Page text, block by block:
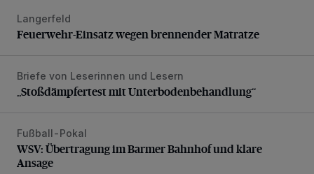
Feuerwehr-Einsatz wegen brennender Matratze
Langerfeld
Feuerwehr-Einsatz wegen brennender Matratze
„Stoßdämpfertest mit Unterbodenbehandlung“
Briefe von Leserinnen und Lesern
„Stoßdämpfertest mit Unterbodenbehandlung“
WSV: Übertragung im Barmer Bahnhof und klare Ansage
Fußball-Pokal
WSV: Übertragung im Barmer Bahnhof und klare
Ansage